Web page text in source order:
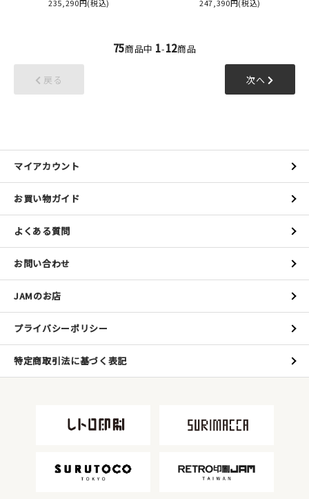
235,290円(税込) 247,390円(税込)
75商品中 1-12商品
戻る 次へ
マイアカウント
お買い物ガイド
よくある質問
お問い合わせ
JAMのお店
プライバシーポリシー
特定商取引法に基づく表記